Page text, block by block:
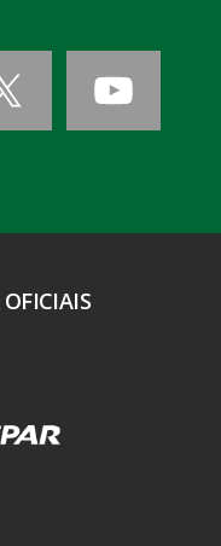
OFICIAIS